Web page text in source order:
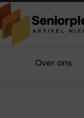
Over ons